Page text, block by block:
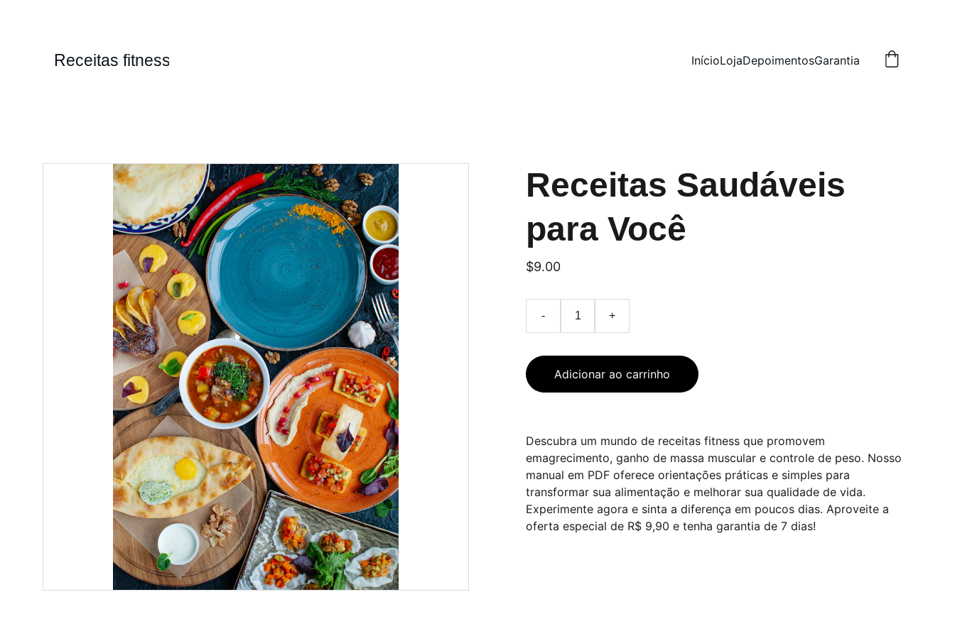
Receitas fitness InícioLojaDepoimentosGarantia
Receitas Saudáveis
para Você
$9.00
- +
Adicionar ao carrinho
Descubra um mundo de receitas fitness que promovem
emagrecimento, ganho de massa muscular e controle de peso. Nosso
manual em PDF oferece orientações práticas e simples para
transformar sua alimentação e melhorar sua qualidade de vida.
Experimente agora e sinta a diferença em poucos dias. Aproveite a
oferta especial de R$ 9,90 e tenha garantia de 7 dias!